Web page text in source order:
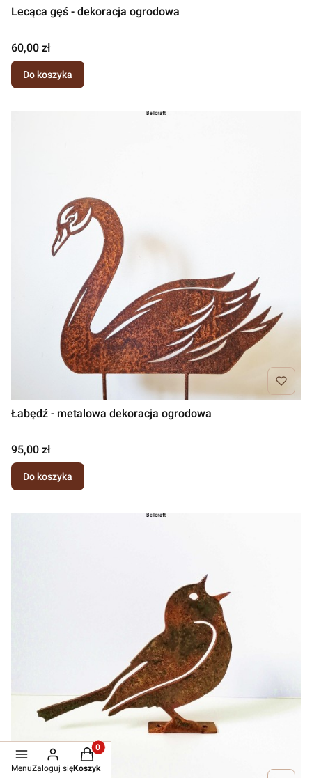
Lecąca gęś - dekoracja ogrodowa
Cena
60,00 zł
Do koszyka
Łabędź - metalowa dekoracja ogrodowa
Cena
95,00 zł
Do koszyka
MenuZaloguj się
Produkty w koszyku: 0. Zobacz szczegóły
Koszyk